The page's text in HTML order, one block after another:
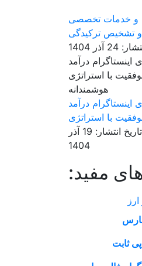
و خدمات تخصصی
تشخیص ترکیدگی
آذر 1404
اینستاگرام درآمد
با استراتژی
تاریخ انتشار: 19 آذر
1404
مفید:
ثابت